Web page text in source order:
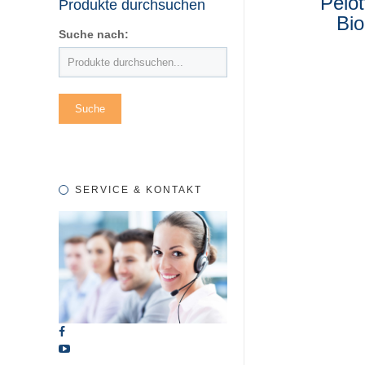
Bio
Produkte durchsuchen
Suche nach:
SERVICE & KONTAKT